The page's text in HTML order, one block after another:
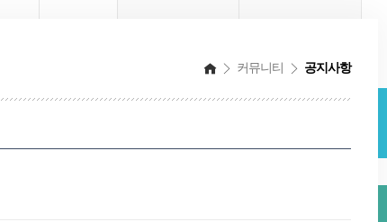
커뮤니티 공지사항